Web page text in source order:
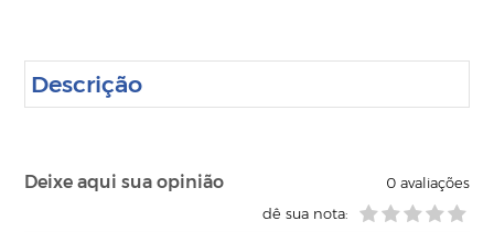
Descrição
Deixe aqui sua opinião 0avaliações
dê sua nota: